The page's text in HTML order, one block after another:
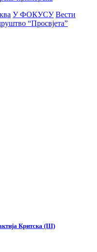
У ФОКУСУ Вести
“Просвјета”
Критска (III)